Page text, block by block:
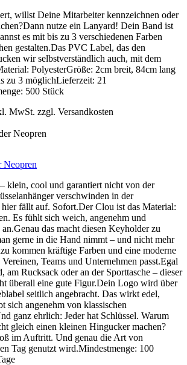
willst Deine Mitarbeiter kennzeichnen oder
nutze ein Lanyard! Dein Band ist
es mit bis zu 3 verschiedenen Farben
gestalten.Das PVC Label, das den
wir selbstverständlich auch, mit dem
PolyesterGröße: 2cm breit, 84cm lang
zu 3 möglichLieferzeit: 21
500 Stück
MwSt. zzgl. Versandkosten
Neopren
klein, cool und garantiert nicht von der
verschwinden in der
hier fällt auf. Sofort.Der Clou ist das Material:
Es fühlt sich weich, angenehm und
das macht diesen Keyholder zu
gerne in die Hand nimmt – und nicht mehr
kommen kräftige Farben und eine moderne
Teams und Unternehmen passt.Egal
am Rucksack oder an der Sporttasche – dieser
überall eine gute Figur.Dein Logo wird über
seitlich angebracht. Das wirkt edel,
sich angenehm von klassischen
ganz ehrlich: Jeder hat Schlüssel. Warum
gleich einen kleinen Hingucker machen?
im Auftritt. Und genau die Art von
Tag genutzt wird.Mindestmenge: 100